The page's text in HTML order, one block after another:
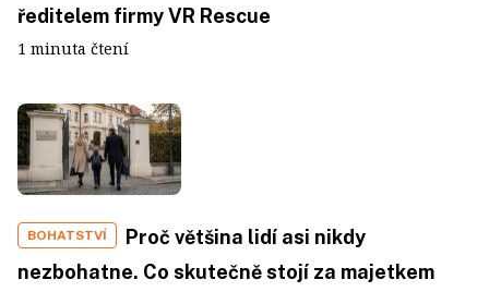
ředitelem firmy VR Rescue
1 minuta čtení
BOHATSTVÍ
Proč většina lidí asi nikdy
nezbohatne. Co skutečně stojí za majetkem